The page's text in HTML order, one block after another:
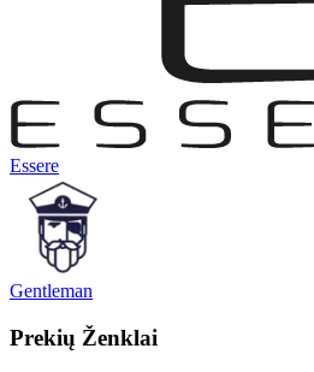
Essere
Gentleman
Prekių Ženklai